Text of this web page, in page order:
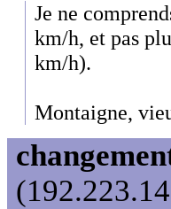
Je ne
km/h, et pas
km/h).
Montaigne,